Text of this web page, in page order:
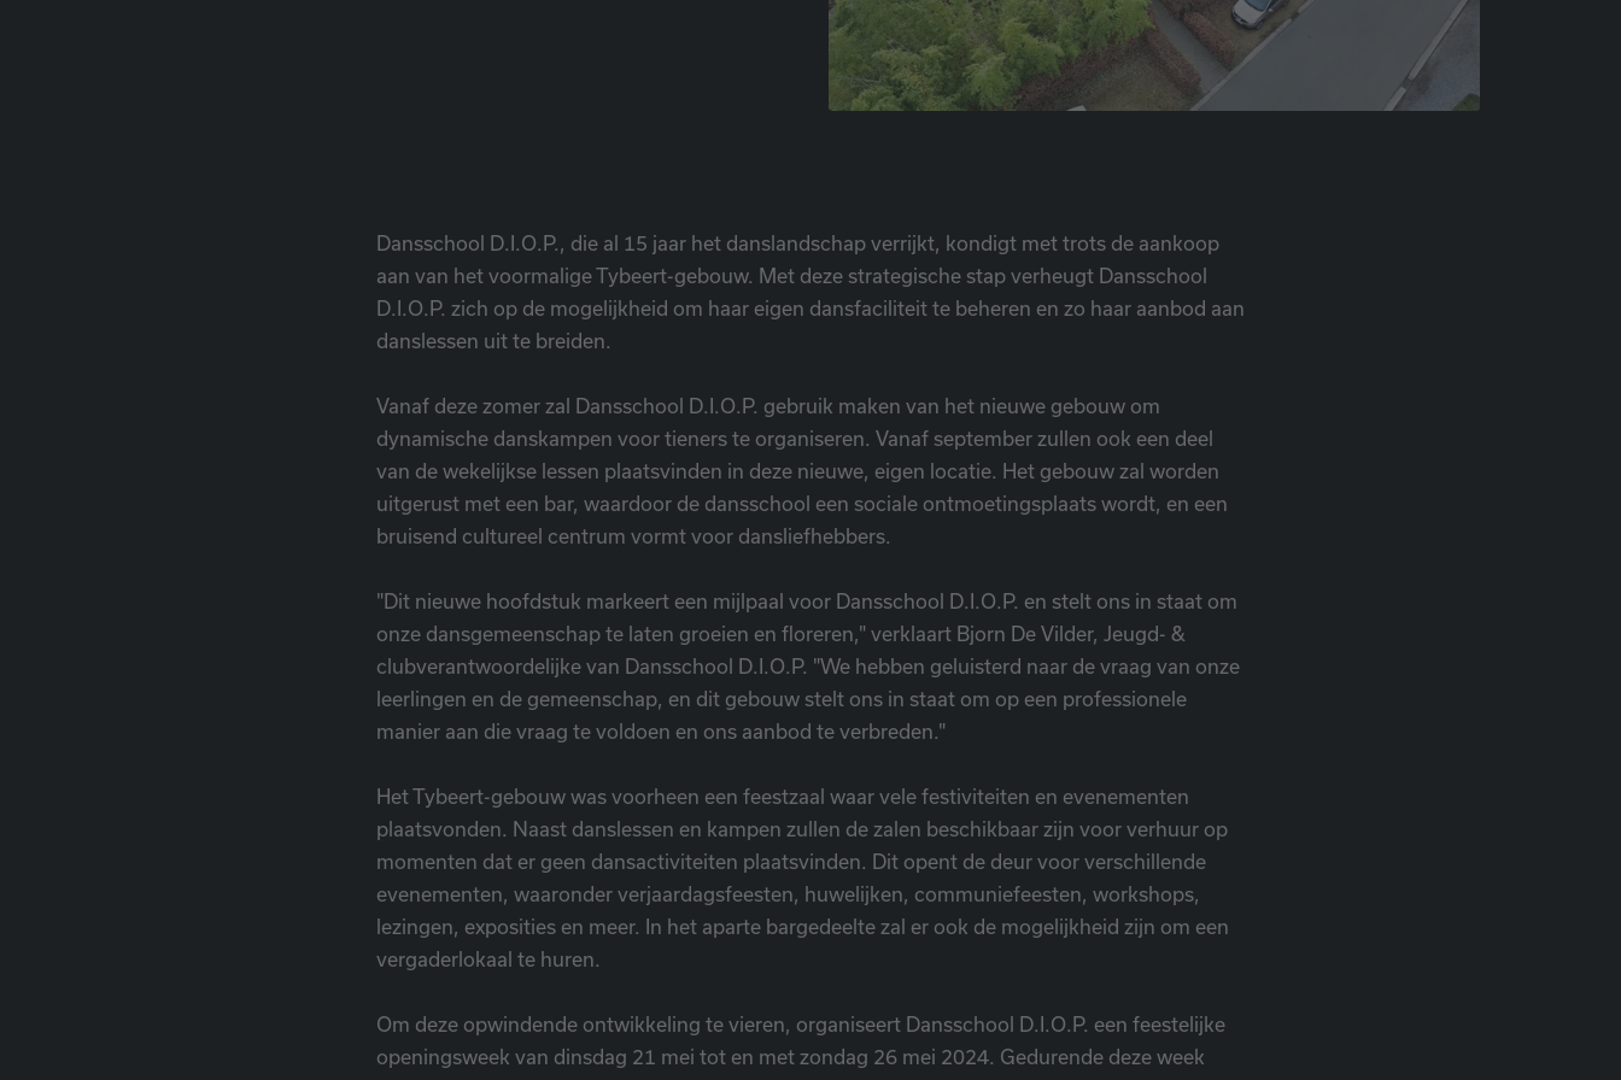
Dansschool D.I.O.P., die al 15 jaar het danslandschap verrijkt, kondigt met trots de aankoop
aan van het voormalige Tybeert-gebouw. Met deze strategische stap verheugt Dansschool
D.I.O.P. zich op de mogelijkheid om haar eigen dansfaciliteit te beheren en zo haar aanbod aan
danslessen uit te breiden.
Vanaf deze zomer zal Dansschool D.I.O.P. gebruik maken van het nieuwe gebouw om
dynamische danskampen voor tieners te organiseren. Vanaf september zullen ook een deel
van de wekelijkse lessen plaatsvinden in deze nieuwe, eigen locatie. Het gebouw zal worden
uitgerust met een bar, waardoor de dansschool een sociale ontmoetingsplaats wordt, en een
bruisend cultureel centrum vormt voor dansliefhebbers.
"Dit nieuwe hoofdstuk markeert een mijlpaal voor Dansschool D.I.O.P. en stelt ons in staat om
onze dansgemeenschap te laten groeien en floreren," verklaart Bjorn De Vilder, Jeugd- &
clubverantwoordelijke van Dansschool D.I.O.P. "We hebben geluisterd naar de vraag van onze
leerlingen en de gemeenschap, en dit gebouw stelt ons in staat om op een professionele
manier aan die vraag te voldoen en ons aanbod te verbreden."
Het Tybeert-gebouw was voorheen een feestzaal waar vele festiviteiten en evenementen
plaatsvonden. Naast danslessen en kampen zullen de zalen beschikbaar zijn voor verhuur op
momenten dat er geen dansactiviteiten plaatsvinden. Dit opent de deur voor verschillende
evenementen, waaronder verjaardagsfeesten, huwelijken, communiefeesten, workshops,
lezingen, exposities en meer. In het aparte bargedeelte zal er ook de mogelijkheid zijn om een
vergaderlokaal te huren.
Om deze opwindende ontwikkeling te vieren, organiseert Dansschool D.I.O.P. een feestelijke
openingsweek van dinsdag 21 mei tot en met zondag 26 mei 2024. Gedurende deze week